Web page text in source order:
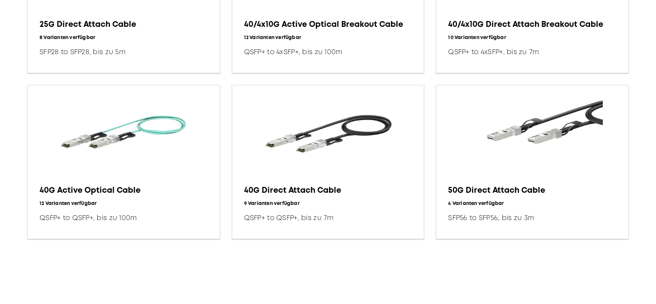
25G Direct Attach Cable
8 Varianten verfügbar
SFP28 to SFP28, bis zu 5m
40/4x10G Active Optical Breakout Cable
12 Varianten verfügbar
QSFP+ to 4xSFP+, bis zu 100m
40/4x10G Direct Attach Breakout Cable
10 Varianten verfügbar
QSFP+ to 4xSFP+, bis zu 7m
40G Active Optical Cable
12 Varianten verfügbar
QSFP+ to QSFP+, bis zu 100m
40G Direct Attach Cable
9 Varianten verfügbar
QSFP+ to QSFP+, bis zu 7m
50G Direct Attach Cable
4 Varianten verfügbar
SFP56 to SFP56, bis zu 3m